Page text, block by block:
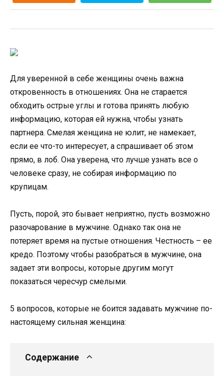
Для уверенной в себе женщины очень важна
откровенность в отношениях. Она не старается
обходить острые углы и готова принять любую
информацию, которая ей нужна, чтобы узнать
партнера. Смелая женщина не юлит, не намекает,
если ее что-то интересует, а спрашивает об этом
прямо, в лоб. Она уверена, что лучше узнать все о
человеке сразу, не собирая информацию по
крупицам.
Пусть, порой, это бывает неприятно, пусть возможно
разочарование в мужчине. Однако так она не
потеряет время на пустые отношения. Честность – ее
кредо. Поэтому чтобы разобраться в мужчине, она
задает эти вопросы, которые другим могут
показаться чересчур смелыми.
5 вопросов, которые не боится задавать мужчине по-
настоящему сильная женщина:
Содержание